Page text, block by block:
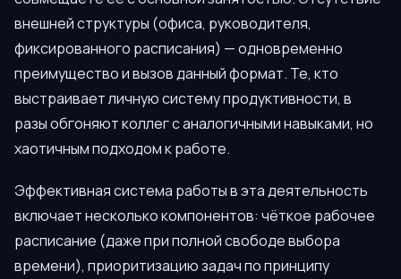
внешней структуры (офиса, руководителя,
фиксированного расписания) — одновременно
преимущество и вызов данный формат. Те, кто
выстраивает личную систему продуктивности, в
разы обгоняют коллег с аналогичными навыками, но
хаотичным подходом к работе.
Эффективная система работы в эта деятельность
включает несколько компонентов: чёткое рабочее
расписание (даже при полной свободе выбора
времени), приоритизацию задач по принципу